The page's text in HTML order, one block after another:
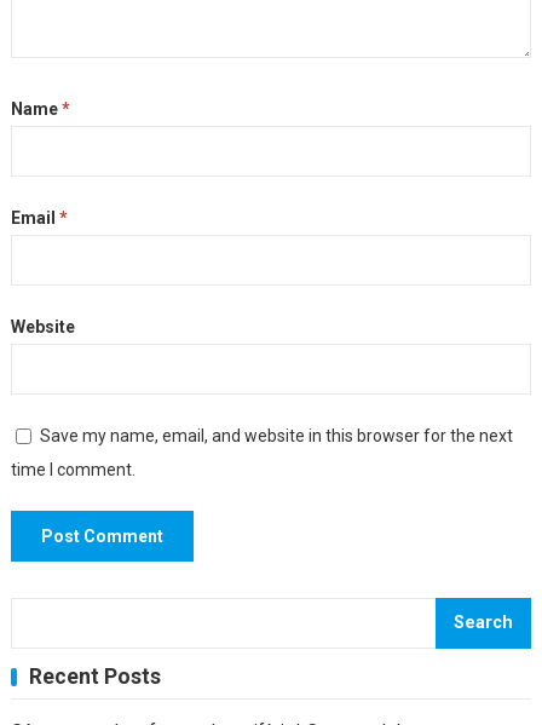
Name*
Email *
Website
Save my name, email, and website in this browser for the next
time I comment.
Search
Recent Posts